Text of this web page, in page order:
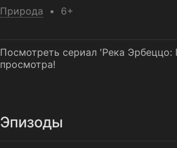
Природа 6+
Посмотреть сериал 'Река
просмотра!
Эпизоды